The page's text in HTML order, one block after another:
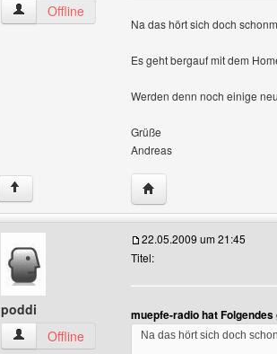
muepfe-radio Benutzer-Profile anzeigen
Offline
Na das hört sich doch
Es geht bergauf mit dem
Werden denn noch einige
Grüße
Andreas
↑ Website dieses
poddi
poddi Benutzer-Profile anzeigen
Offline
22.05.2009 um 21:45
Titel:
muepfe-radio hat
Na das hört sich doch